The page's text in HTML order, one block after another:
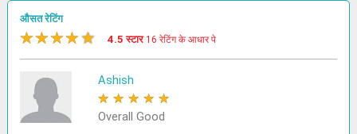
औसत रेटिंग
★★★★★ 4.5 स्टार 16 रेटिंग के आधार पे
Ashish
★ ★ ★ ★ ★
Overall Good